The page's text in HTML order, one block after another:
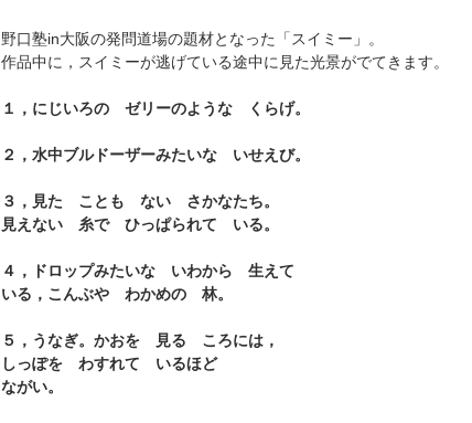
野口塾in大阪の発問道場の題材となった「スイミー」。
作品中に，スイミーが逃げている途中に見た光景がでてきます。
１，にじいろの ゼリーのような くらげ。
２，水中ブルドーザーみたいな いせえび。
３，見た ことも ない さかなたち。
見えない 糸で ひっぱられて いる。
４，ドロップみたいな いわから 生えて
いる，こんぶや わかめの 林。
５，うなぎ。かおを 見る ころには，
しっぽを わすれて いるほど
ながい。